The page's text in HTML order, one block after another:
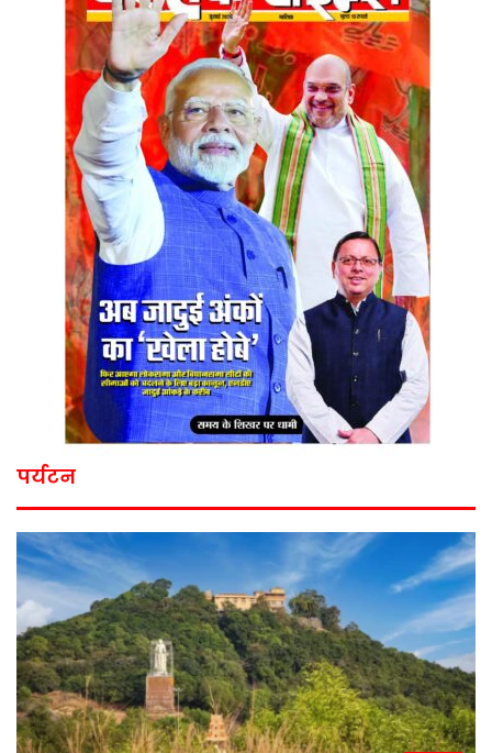
पर्यटन